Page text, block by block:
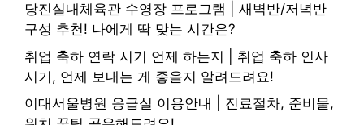
당진실내체육관 수영장 프로그램 | 새벽반/저녁반
구성 추천! 나에게 딱 맞는 시간은?
취업 축하 연락 시기 언제 하는지 | 취업 축하 인사
시기, 언제 보내는 게 좋을지 알려드려요!
이대서울병원 응급실 이용안내 | 진료절차, 준비물,